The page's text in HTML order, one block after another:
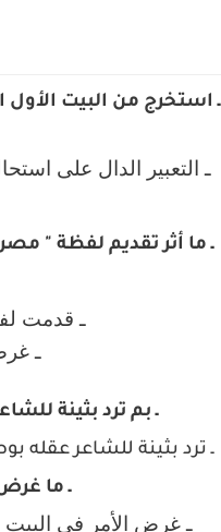
ـ استخرج من البيت الأول
ـ التعبير الدال على
ـ ما أثر تقديم لفظة "
ـ قدمت
ـ
ـ بم ترد بثينة
ـ ترد بثينة للشاعر عقله
ـ ما
ـ غرض الأمر في البيت